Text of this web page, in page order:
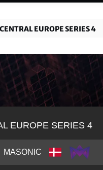
EUROPE SERIES 4
EUROPE SERIES 4
MASONIC